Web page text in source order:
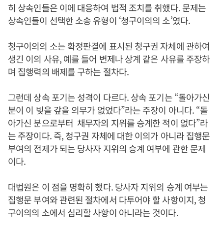
히 상속인들은 이에 대응하여 법적 조치를 취했다. 문제는
상속인들이 선택한 소송 유형이 ‘청구이의의 소’였다.
청구이의의 소는 확정판결에 표시된 청구권 자체에 관하여
생긴 이의 사유, 예를 들어 변제나 상계 같은 사유를 주장하
며 집행력의 배제를 구하는 절차다.
그런데 상속 포기는 성격이 다르다. 상속 포기는 “돌아가신
분이 이 빚을 갚을 의무가 없었다”라는 주장이 아니다. “돌
아가신 분으로부터 채무자의 지위를 승계한 적이 없다”라
는 주장이다. 즉, 청구권 자체에 대한 이의가 아니라 집행문
부여의 전제가 되는 당사자 지위의 승계 여부에 관한 문제
이다.
대법원은 이 점을 명확히 했다. 당사자 지위의 승계 여부는
집행문 부여와 관련된 절차에서 다투어야 할 사항이지, 청
구이의의 소에서 심리할 사항이 아니라는 것이다.